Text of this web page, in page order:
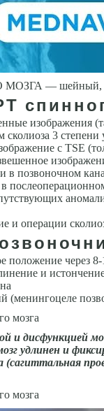
— шейный,
изображения
3 степени
с TSE
в позвоночном
и операции
положение
и
(менингоцеле
и дисфункцией
удлинен и
(сагиттальная